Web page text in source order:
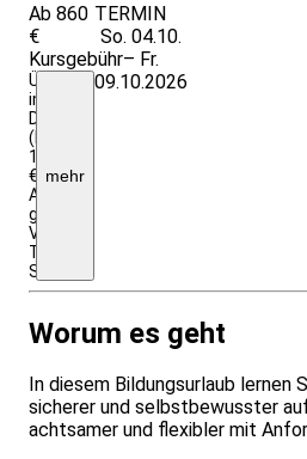
Ab 860
€
Kursgebühr
ÜN
im
DZ
(EZ
100
€
Aufpreis
gesamt),
Vollpension,
Tagungshotel,
Seminargebühr
mehr
TERMIN
So. 04.10.
– Fr.
09.10.2026
Worum es geht
In diesem Bildungsurlaub lernen
sicherer und selbstbewusster
achtsamer und flexibler mit